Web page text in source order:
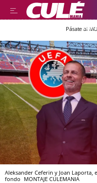
Pásate al
Aleksander Ceferin y Joan
fondo MONTAJE CULEMANIA